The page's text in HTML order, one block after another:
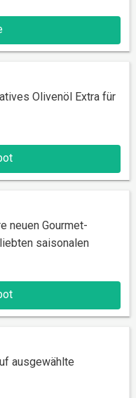
Olivenöl Extra für
neuen Gourmet-
saisonalen
ausgewählte